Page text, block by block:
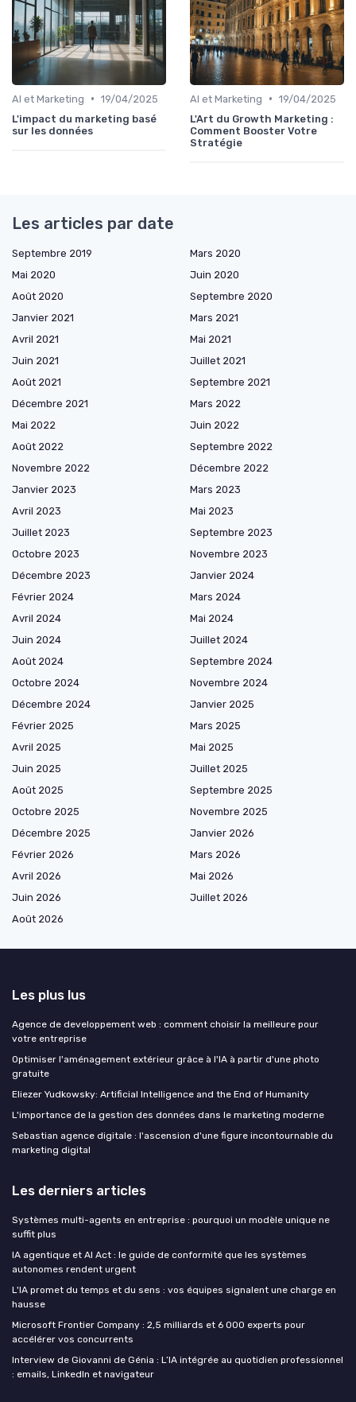
AI et Marketing • 19/04/2025
L'impact du marketing basé
sur les données
AI et Marketing • 19/04/2025
L'Art du Growth Marketing :
Comment Booster Votre
Stratégie
Les articles par date
Septembre 2019
Mars 2020
Mai 2020
Juin 2020
Août 2020
Septembre 2020
Janvier 2021
Mars 2021
Avril 2021
Mai 2021
Juin 2021
Juillet 2021
Août 2021
Septembre 2021
Décembre 2021
Mars 2022
Mai 2022
Juin 2022
Août 2022
Septembre 2022
Novembre 2022
Décembre 2022
Janvier 2023
Mars 2023
Avril 2023
Mai 2023
Juillet 2023
Septembre 2023
Octobre 2023
Novembre 2023
Décembre 2023
Janvier 2024
Février 2024
Mars 2024
Avril 2024
Mai 2024
Juin 2024
Juillet 2024
Août 2024
Septembre 2024
Octobre 2024
Novembre 2024
Décembre 2024
Janvier 2025
Février 2025
Mars 2025
Avril 2025
Mai 2025
Juin 2025
Juillet 2025
Août 2025
Septembre 2025
Octobre 2025
Novembre 2025
Décembre 2025
Janvier 2026
Février 2026
Mars 2026
Avril 2026
Mai 2026
Juin 2026
Juillet 2026
Août 2026
Les plus lus
Agence de developpement web : comment choisir la meilleure pour
votre entreprise
Optimiser l'aménagement extérieur grâce à l'IA à partir d'une photo
gratuite
Eliezer Yudkowsky: Artificial Intelligence and the End of Humanity
L'importance de la gestion des données dans le marketing moderne
Sebastian agence digitale : l'ascension d'une figure incontournable du
marketing digital
Les derniers articles
Systèmes multi-agents en entreprise : pourquoi un modèle unique ne
suffit plus
IA agentique et AI Act : le guide de conformité que les systèmes
autonomes rendent urgent
L'IA promet du temps et du sens : vos équipes signalent une charge en
hausse
Microsoft Frontier Company : 2,5 milliards et 6 000 experts pour
accélérer vos concurrents
Interview de Giovanni de Génia : L’IA intégrée au quotidien professionnel
: emails, LinkedIn et navigateur